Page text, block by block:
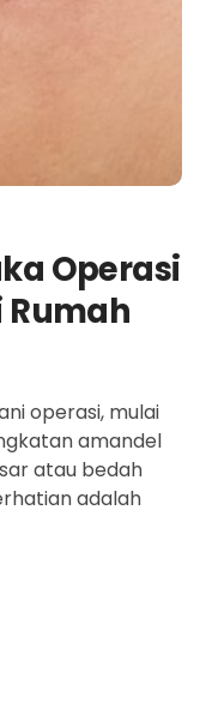
Operasi
Rumah
operasi, mulai
amandel
atau bedah
adalah